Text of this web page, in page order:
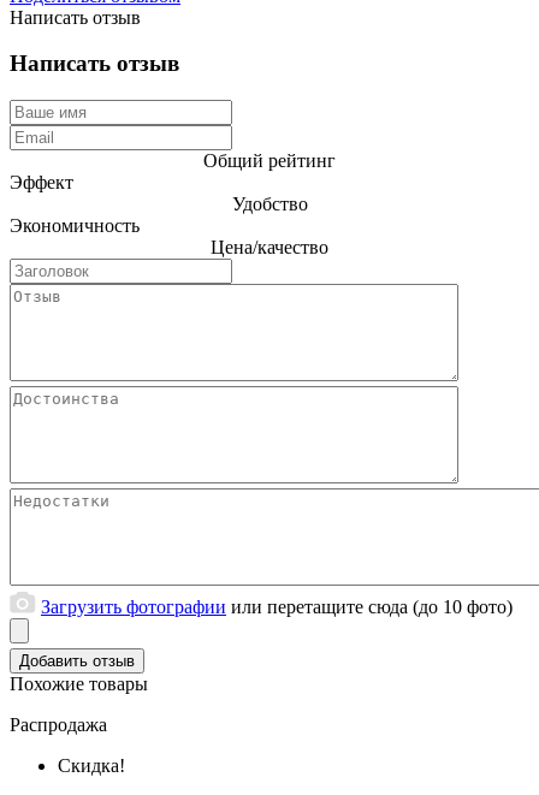
Написать отзыв
Написать отзыв
Общий рейтинг
Эффект
Удобство
Экономичность
Цена/качество
Загрузить фотографии или перетащите сюда (до 10 фото)
Похожие товары
Распродажа
Скидка!